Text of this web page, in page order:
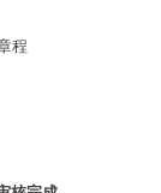
程